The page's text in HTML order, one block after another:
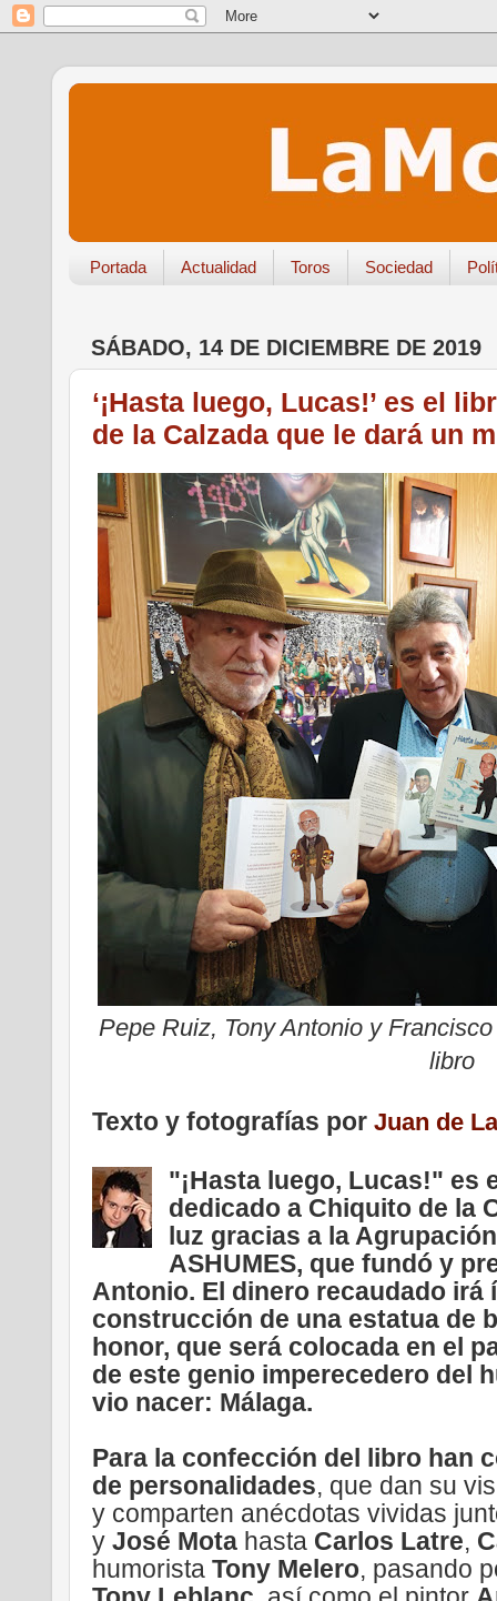
Portada Actualidad Toros Sociedad
SÁBADO, 14 DE DICIEMBRE DE 2019
‘¡Hasta luego, Lucas!’ es el
de la Calzada que le dará un
Pepe Ruiz, Tony Antonio y
libro
Texto y fotografías por Juan de
"¡Hasta luego, Lucas!" es
dedicado a Chiquito de la
luz gracias a la
ASHUMES, que fundó y
Antonio. El dinero recaudado irá
construcción de una estatua de
honor, que será colocada en el
de este genio imperecedero del
vio nacer: Málaga.
Para la confección del libro han
de personalidades, que dan su
y comparten anécdotas vividas
y José Mota hasta Carlos Latre,
humorista Tony Melero, pasando